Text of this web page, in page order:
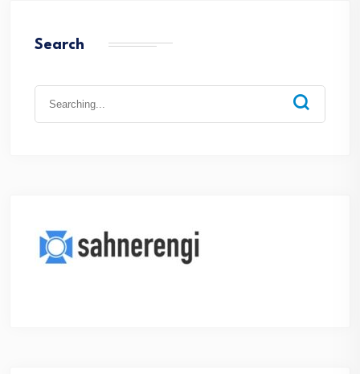
Search